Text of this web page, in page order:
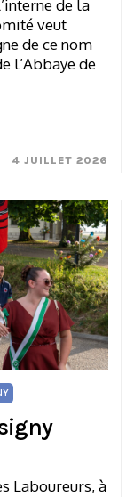
de la
veut
de ce nom
l’Abbaye de
4 JUILLET 2026
Laboureurs, à